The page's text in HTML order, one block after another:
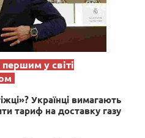
у світі
Українці вимагають
тариф на доставку газу